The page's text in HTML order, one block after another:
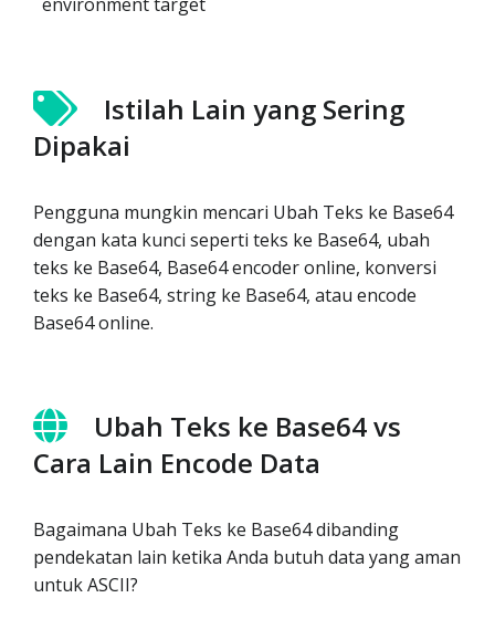
Istilah Lain yang Sering
Dipakai
Pengguna mungkin mencari Ubah Teks ke Base64
dengan kata kunci seperti teks ke Base64, ubah
teks ke Base64, Base64 encoder online, konversi
teks ke Base64, string ke Base64, atau encode
Base64 online.
Ubah Teks ke Base64 vs
Cara Lain Encode Data
Bagaimana Ubah Teks ke Base64 dibanding
pendekatan lain ketika Anda butuh data yang aman
untuk ASCII?